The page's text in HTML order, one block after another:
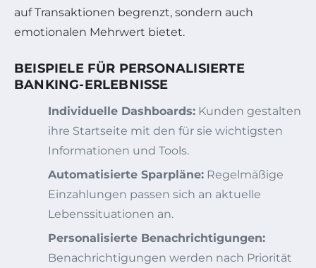
auf Transaktionen begrenzt, sondern auch
emotionalen Mehrwert bietet.
BEISPIELE FÜR PERSONALISIERTE
BANKING-ERLEBNISSE
Individuelle Dashboards: Kunden gestalten
ihre Startseite mit den für sie wichtigsten
Informationen und Tools.
Automatisierte Sparpläne: Regelmäßige
Einzahlungen passen sich an aktuelle
Lebenssituationen an.
Personalisierte Benachrichtigungen:
Benachrichtigungen werden nach Priorität